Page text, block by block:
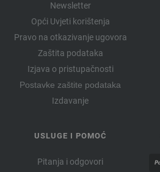
Newsletter
Opći Uvjeti korištenja
Pravo na otkazivanje ugovora
Zaštita podataka
Izjava o pristupačnosti
Postavke zaštite podataka
Izdavanje
USLUGE I POMOĆ
Pitanja i odgovori